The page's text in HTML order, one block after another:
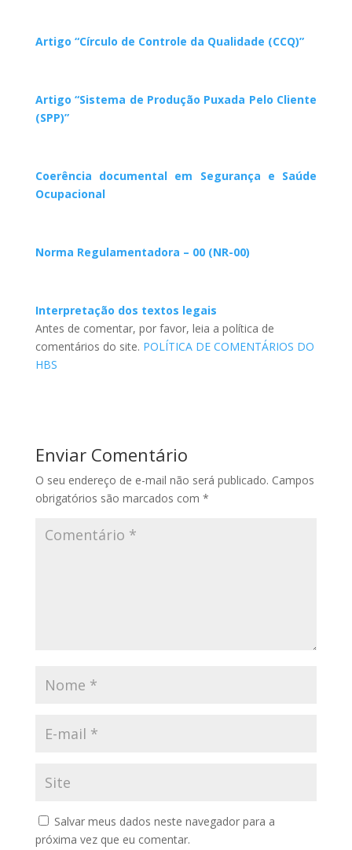
Artigo “Círculo de Controle da Qualidade (CCQ)”
Artigo “Sistema de Produção Puxada Pelo Cliente
(SPP)”
Coerência documental em Segurança e Saúde
Ocupacional
Norma Regulamentadora – 00 (NR-00)
Interpretação dos textos legais
Antes de comentar, por favor, leia a política de
comentários do site. POLÍTICA DE COMENTÁRIOS DO
HBS
Enviar Comentário
O seu endereço de e-mail não será publicado. Campos
obrigatórios são marcados com *
Salvar meus dados neste navegador para a
próxima vez que eu comentar.